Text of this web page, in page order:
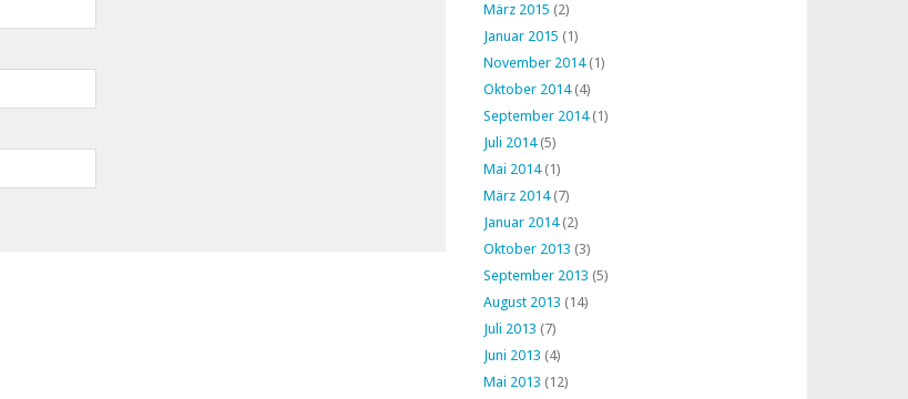
März 2015 (2)
Januar 2015 (1)
November 2014(1)
Oktober 2014(4)
September 2014(1)
Juli 2014(5)
Mai 2014(1)
März 2014(7)
Januar 2014(2)
Oktober 2013 (3)
September 2013 (5)
August 2013 (14)
Juli 2013 (7)
Juni 2013 (4)
Mai 2013 (12)